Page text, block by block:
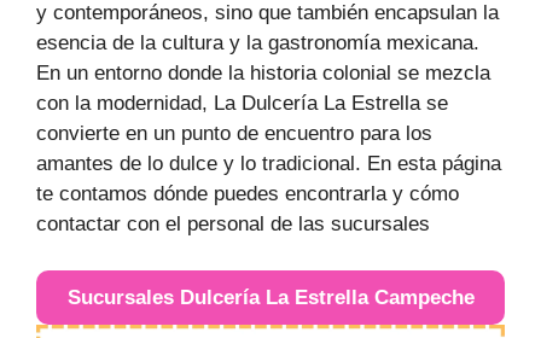
y contemporáneos, sino que también encapsulan la
esencia de la cultura y la gastronomía mexicana.
En un entorno donde la historia colonial se mezcla
con la modernidad, La Dulcería La Estrella se
convierte en un punto de encuentro para los
amantes de lo dulce y lo tradicional. En esta página
te contamos dónde puedes encontrarla y cómo
contactar con el personal de las sucursales
Sucursales Dulcería La Estrella Campeche